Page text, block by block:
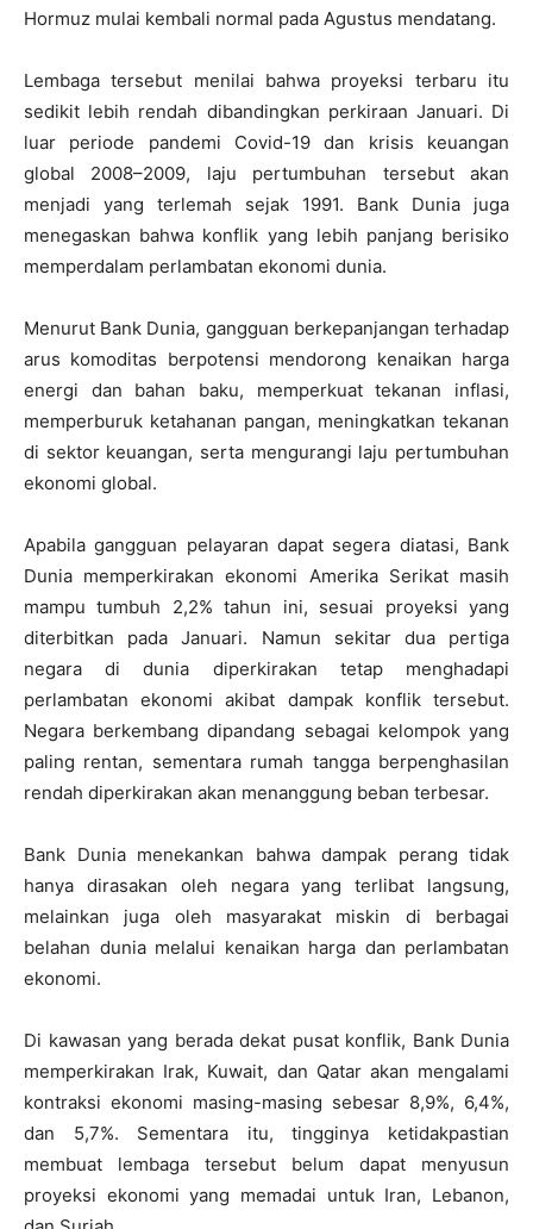
Hormuz mulai kembali normal pada Agustus mendatang.
Lembaga tersebut menilai bahwa proyeksi terbaru itu
sedikit lebih rendah dibandingkan perkiraan Januari. Di
luar periode pandemi Covid-19 dan krisis keuangan
global 2008–2009, laju pertumbuhan tersebut akan
menjadi yang terlemah sejak 1991. Bank Dunia juga
menegaskan bahwa konflik yang lebih panjang berisiko
memperdalam perlambatan ekonomi dunia.
Menurut Bank Dunia, gangguan berkepanjangan terhadap
arus komoditas berpotensi mendorong kenaikan harga
energi dan bahan baku, memperkuat tekanan inflasi,
memperburuk ketahanan pangan, meningkatkan tekanan
di sektor keuangan, serta mengurangi laju pertumbuhan
ekonomi global.
Apabila gangguan pelayaran dapat segera diatasi, Bank
Dunia memperkirakan ekonomi Amerika Serikat masih
mampu tumbuh 2,2% tahun ini, sesuai proyeksi yang
diterbitkan pada Januari. Namun sekitar dua pertiga
negara di dunia diperkirakan tetap menghadapi
perlambatan ekonomi akibat dampak konflik tersebut.
Negara berkembang dipandang sebagai kelompok yang
paling rentan, sementara rumah tangga berpenghasilan
rendah diperkirakan akan menanggung beban terbesar.
Bank Dunia menekankan bahwa dampak perang tidak
hanya dirasakan oleh negara yang terlibat langsung,
melainkan juga oleh masyarakat miskin di berbagai
belahan dunia melalui kenaikan harga dan perlambatan
ekonomi.
Di kawasan yang berada dekat pusat konflik, Bank Dunia
memperkirakan Irak, Kuwait, dan Qatar akan mengalami
kontraksi ekonomi masing-masing sebesar 8,9%, 6,4%,
dan 5,7%. Sementara itu, tingginya ketidakpastian
membuat lembaga tersebut belum dapat menyusun
proyeksi ekonomi yang memadai untuk Iran, Lebanon,